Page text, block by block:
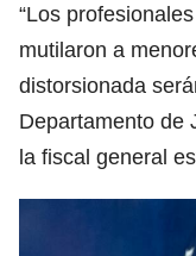
“Los
mutilaron a
distorsionada
Departamento de
la fiscal general